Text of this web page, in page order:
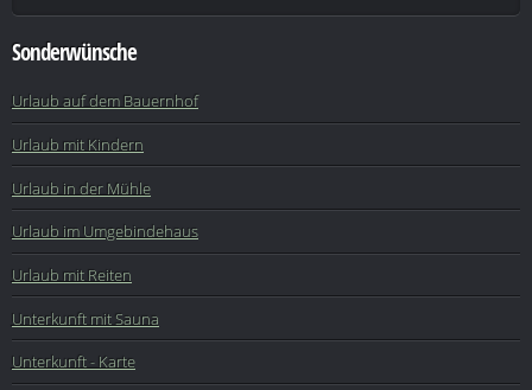
Sonderwünsche
Urlaub auf dem Bauernhof
Urlaub mit Kindern
Urlaub in der Mühle
Urlaub im Umgebindehaus
Urlaub mit Reiten
Unterkunft mit Sauna
Unterkunft - Karte